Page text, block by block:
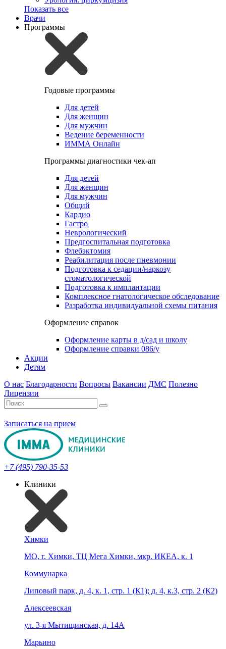
Показать все
Врачи
Программы
Годовые программы
Для детей
Для женщин
Для мужчин
Ведение беременности
ИММА Онлайн
Программы диагностики чек-ап
Для детей
Для женщин
Для мужчин
Общий
Кардио
Гастро
Неврологический
Предгоспитальная подготовка
Флебэктомия
Реабилитация после пневмонии
Подготовка к седации/наркозу
стоматологической
Подготовка к имплантации
Комплексное гнатологическое обследование
Разработка индивидуальной схемы питания
Оформление справок
Оформление карты в д/сад и школу
Оформление справки 086/у
Акции
Детям
О нас Благодарности Вопросы Вакансии ДМС Полезно
Лицензии
Записаться на прием
+7 (495) 790-35-53
Клиники
Химки
МО, г. Химки, ТЦ Мега Химки, мкр. ИКЕА, к. 1
Коммунарка
Липовый парк, д. 4, к. 1, стр. 1 (К1); д. 4, к.3, стр. 2 (К2)
Алексеевская
ул. 3-я Мытищинская, д. 14А
Марьино